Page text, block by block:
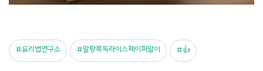
요리법연구소 말랑쪽득라이스페이퍼말이 👍